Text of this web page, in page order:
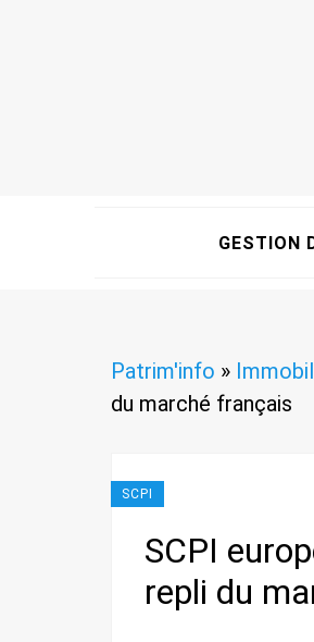
GESTION
Patrim'info »
du marché français
SCPI
SCPI
repli du